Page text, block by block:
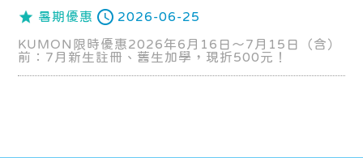
暑期優惠 2026-06-25
KUMON限時優惠2026年6月16日～7月15日（含）
前：7月新生註冊、舊生加學，現折500元！